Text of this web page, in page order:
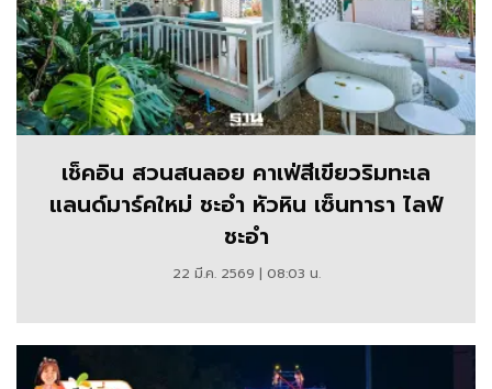
เช็คอิน สวนสนลอย คาเฟ่สีเขียวริมทะเล
แลนด์มาร์คใหม่ ชะอำ หัวหิน เซ็นทารา ไลฟ์
ชะอำ
22 มี.ค. 2569 | 08:03 น.